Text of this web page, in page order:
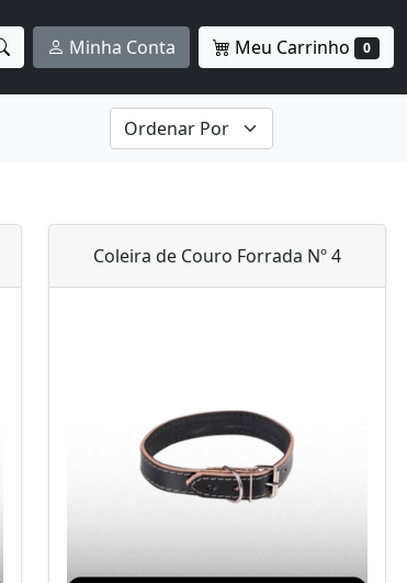
Minha Conta Meu Carrinho 0
Coleira de Couro Forrada Nº 4